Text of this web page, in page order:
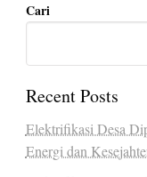
Cari
Recent Posts
Elektrifikasi Desa
Energi dan